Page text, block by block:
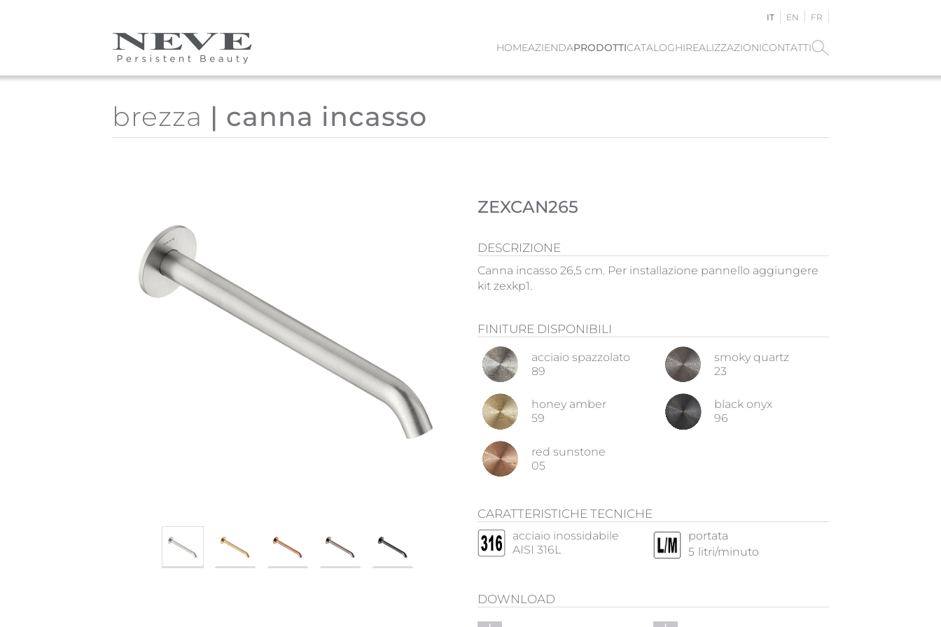
Skip to main content
IT EN FR
HOMEAZIENDAPRODOTTICATALOGHIREALIZZAZIONICONTATTI
brezza | canna incasso
ZEXCAN265
DESCRIZIONE
Canna incasso 26,5 cm. Per installazione pannello aggiungere
kit zexkp1.
FINITURE DISPONIBILI
acciaio spazzolato
89
smoky quartz
23
honey amber
59
black onyx
96
red sunstone
05
CARATTERISTICHE TECNICHE
acciaio inossidabile
AISI 316L
portata
5 litri/minuto
DOWNLOAD